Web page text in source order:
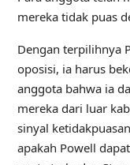
mereka tidak puas
Dengan terpilihnya
oposisi, ia harus
anggota bahwa ia
mereka dari luar
sinyal
apakah Powell